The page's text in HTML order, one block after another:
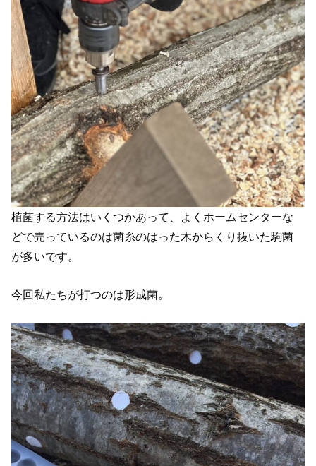
植菌する方法はいくつかあって、よくホームセンターな
どで売っているのは菌糸のはった木からくり抜いた駒菌
が多いです。
今回私たちが打つのは形成菌。